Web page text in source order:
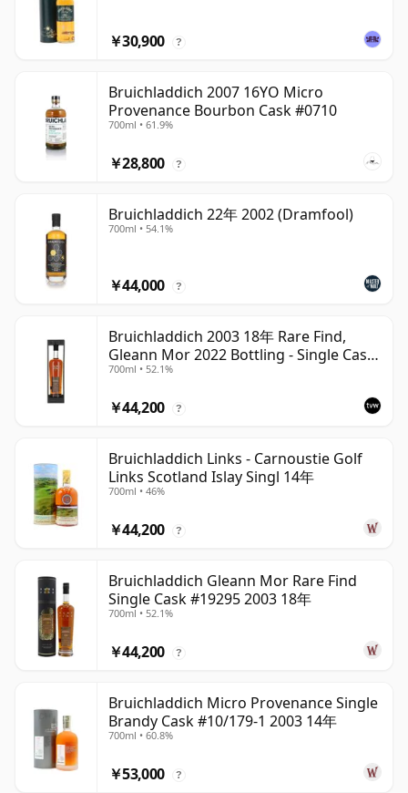
￥30,900 ?
Bruichladdich 2007 16YO Micro
Provenance Bourbon Cask #0710
700ml • 61.9%
￥28,800 ?
Bruichladdich 22年 2002 (Dramfool)
700ml • 54.1%
￥44,000 ?
Bruichladdich 2003 18年 Rare Find,
Gleann Mor 2022 Bottling - Single Cask
19295
700ml • 52.1%
￥44,200 ?
Bruichladdich Links - Carnoustie Golf
Links Scotland Islay Singl 14年
700ml • 46%
￥44,200 ?
Bruichladdich Gleann Mor Rare Find
Single Cask #19295 2003 18年
700ml • 52.1%
￥44,200 ?
Bruichladdich Micro Provenance Single
Brandy Cask #10/179-1 2003 14年
700ml • 60.8%
￥53,000 ?